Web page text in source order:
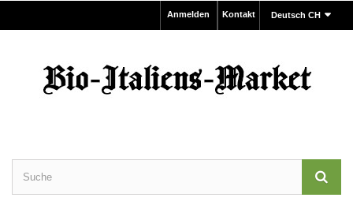
Deutsch CH
Kontakt
Anmelden